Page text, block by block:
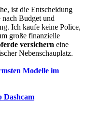
ist die Entscheidung
Budget und
Ich kaufe keine Police,
große finanzielle
versichern eine
Nebenschauplatz.
Modelle im
Dashcam